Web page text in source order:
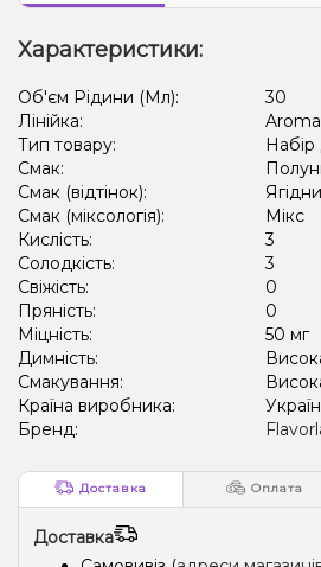
Характеристики:
Об'єм Рідини (Мл):
30
Лінійка:
Тип товару:
Смак:
Смак (відтінок):
Смак (міксологія):
Мікс
Кислість:
3
Солодкість:
3
Свіжість:
0
Пряність:
0
Міцність:
50 мг
Димність:
Смакування:
Країна виробника:
Бренд:
Доставка Оплата
Доставка